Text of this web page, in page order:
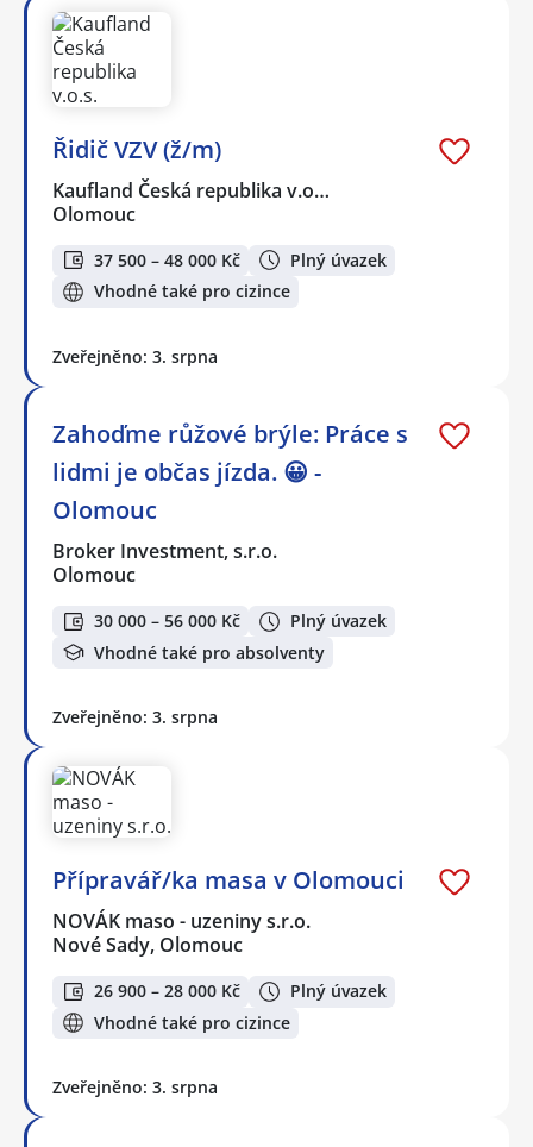
Řidič VZV (ž/m)
Kaufland Česká republika v.o…
Olomouc
37 500 – 48 000 Kč
Plný úvazek
Vhodné také pro cizince
Zveřejněno: 3. srpna
Zahoďme růžové brýle: Práce s
lidmi je občas jízda. 😀 -
Olomouc
Broker Investment, s.r.o.
Olomouc
30 000 – 56 000 Kč
Plný úvazek
Vhodné také pro absolventy
Zveřejněno: 3. srpna
Přípravář/ka masa v Olomouci
NOVÁK maso - uzeniny s.r.o.
Nové Sady, Olomouc
26 900 – 28 000 Kč
Plný úvazek
Vhodné také pro cizince
Zveřejněno: 3. srpna